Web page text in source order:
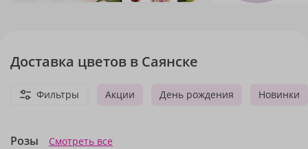
Доставка цветов в Саянске
Акции День рождения Новинки
Фильтры
Розы Смотреть все